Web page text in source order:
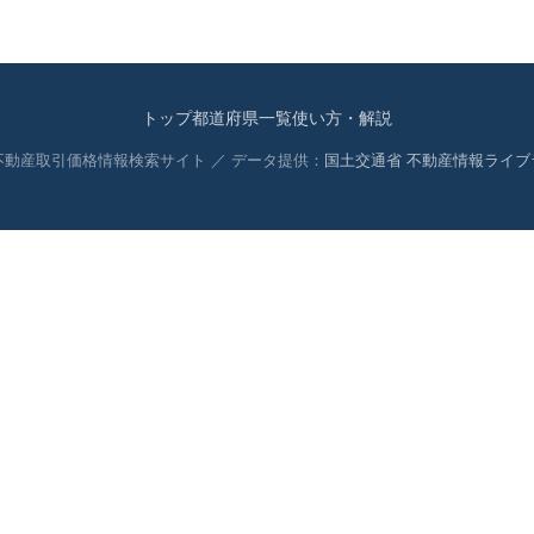
トップ都道府県一覧使い方・解説
産取引価格情報検索サイト ／ データ提供： 国土交通省 不動産情報ライブ